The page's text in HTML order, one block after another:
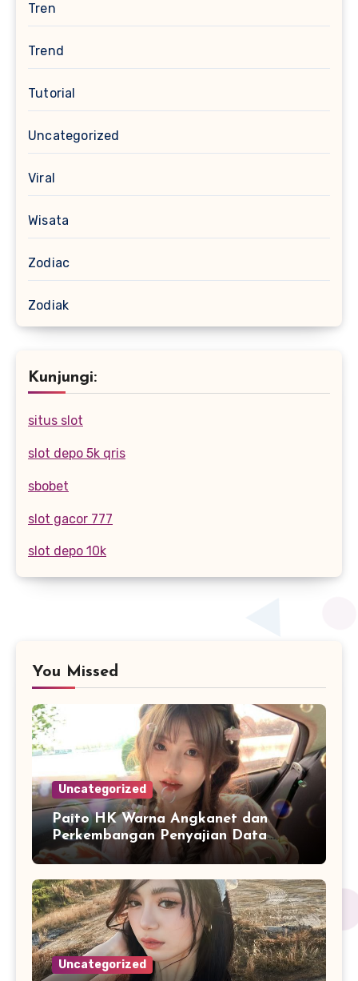
Tren
Trend
Tutorial
Uncategorized
Viral
Wisata
Zodiac
Zodiak
Kunjungi:
situs slot
slot depo 5k qris
sbobet
slot gacor 777
slot depo 10k
You Missed
Uncategorized
Paito HK Warna Angkanet dan
Perkembangan Penyajian Data
Digital yang Lebih Mudah Dianalisis
Uncategorized